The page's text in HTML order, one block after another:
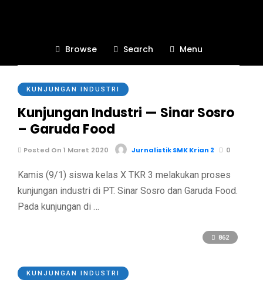
Browse Search Menu
KUNJUNGAN INDUSTRI
Kunjungan Industri — Sinar Sosro
– Garuda Food
Posted On 1 Maret 2020 Jurnalistik SMK Krian 2 0
Kamis (9/1) siswa kelas X TKR 3 melakukan proses
kunjungan industri di PT. Sinar Sosro dan Garuda Food.
Pada kunjungan di …
862
KUNJUNGAN INDUSTRI